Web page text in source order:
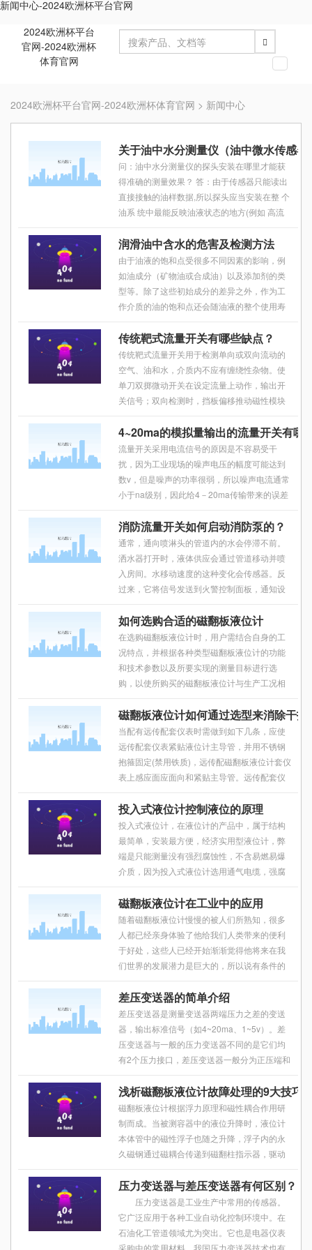
新闻中心-2024欧洲杯平台官网
2024欧洲杯平台
官网-2024欧洲杯
体育官网
切
2024欧洲杯平台官网-2024欧洲杯体育官网 > 新闻中心
关于油中水分测量仪（油中微水传感
问：油中水分测量仪的探头安装在哪里才能获
得准确的测量效果？ 答：由于传感器只能读出
直接接触的油样数据,所以探头应当安装在整 个
油系 统中最能反映油液状态的地方(例如 高流
在可能有游离水沉降的油箱底 部及由
润滑油中含水的危害及检测方法
由于油液的饱和点受很多不同因素的影响，例
如油成分（矿物油或合成油）以及添加剂的类
型等。除了这些初始成分的差异之外，作为工
作介质的油的饱和点还会随油液的整个使用寿
度的加重，温度的波动和化学成分的变化将成
为影响油液饱和点的两个主要因素，化学成分
的变化是由于动态油路系统中化学反应产生了
新的物质所引起的。
传统靶式流量开关有哪些缺点？
传统靶式流量开关用于检测单向或双向流动的
空气、油和水，介质内不应有缠绕性杂物。使
单刀双掷微动开关在设定流量上动作，输出开
关信号；双向检测时，挡板偏移推动磁性模块
多年，价格非常低。
4~20ma的模拟量输出的流量开关有哪
流量开关采用电流信号的原因是不容易受干
扰，因为工业现场的噪声电压的幅度可能达到
数v，但是噪声的功率很弱，所以噪声电流通常
小于na级别，因此给4－20ma传输带来的误差
联在回路中不影响精度，因此在普通双绞线上
可
消防流量开关如何启动消防泵的？
通常，通向喷淋头的管道内的水会停滞不前。
洒水器打开时，液体供应会通过管道移动并喷
入房间。水移动速度的这种变化会传感器。反
过来，它将信号发送到火警控制面板，通知设
如何选购合适的磁翻板液位计
在选购磁翻板液位计时，用户需结合自身的工
况特点，并根据各种类型磁翻板液位计的功能
和技术参数以及所要实现的测量目标进行选
购，以使所购买的磁翻板液位计与生产工况相
磁翻板液位计如何通过选型来消除干扰
当配有远传配套仪表时需做到如下几条，应使
远传配套仪表紧贴液位计主导管，并用不锈钢
抱箍固定(禁用铁质)，远传配磁翻板液位计​套仪
表上感应面应面向和紧贴主导管。远传配套仪
上，远传配套仪表与显示仪表或工控机之间的
连线*好单独穿保护管敷设或用屏蔽二芯电缆敷
设，接线盒进线孔敷设后，要求密封良好，以
免雨水，潮气等侵入而使远传配套仪表不能正
常工浮子液位计作，接线盒在检修或调试完成
投入式液位计控制液位的原理
投入式液位计，在液位计的产品中，属于结构
最简单，安装最方便，经济实用型液位计，弊
端是只能测量没有强烈腐蚀性，不含易燃易爆
介质，因为投入式液位计选用通气电缆，强腐
于投入式液位计而言，不能做到防爆功能，易
磁翻板液位计在工业中的应用
随着磁翻板液位计慢慢的被人们所熟知，很多
人都已经亲身体验了他给我们人类带来的便利
于好处，这些人已经开始渐渐觉得他将来在我
们世界的发展潜力是巨大的，所以说有条件的
液计换成磁翻板的，但是想要换就不得不面临
差压变送器的简单介绍
差压变送器是测量变送器两端压力之差的变送
器，输出标准信号（如4~20ma、1~5v）。差
压变送器与一般的压力变送器不同的是它们均
有2个压力接口，差压变送器一般分为正压端和
力应大于负压段压力才能测量。
浅析磁翻板液位计故障处理的9大技巧
磁翻板液位计根据浮力原理和磁性耦合作用研
制而成。当被测容器中的液位升降时，液位计
本体管中的磁性浮子也随之升降，浮子内的永
久磁钢通过磁耦合传递到磁翻柱指示器，驱动
色转变为红色，当液位下降时翻柱由红色转
压力变送器与差压变送器有何区别？
压力变送器是工业生产中常用的传感器。
它广泛应用于各种工业自动化控制环境中。在
石油化工管道领域尤为突出。它也是电器仪表
采购中的常用材料。我国压力变送器技术也有